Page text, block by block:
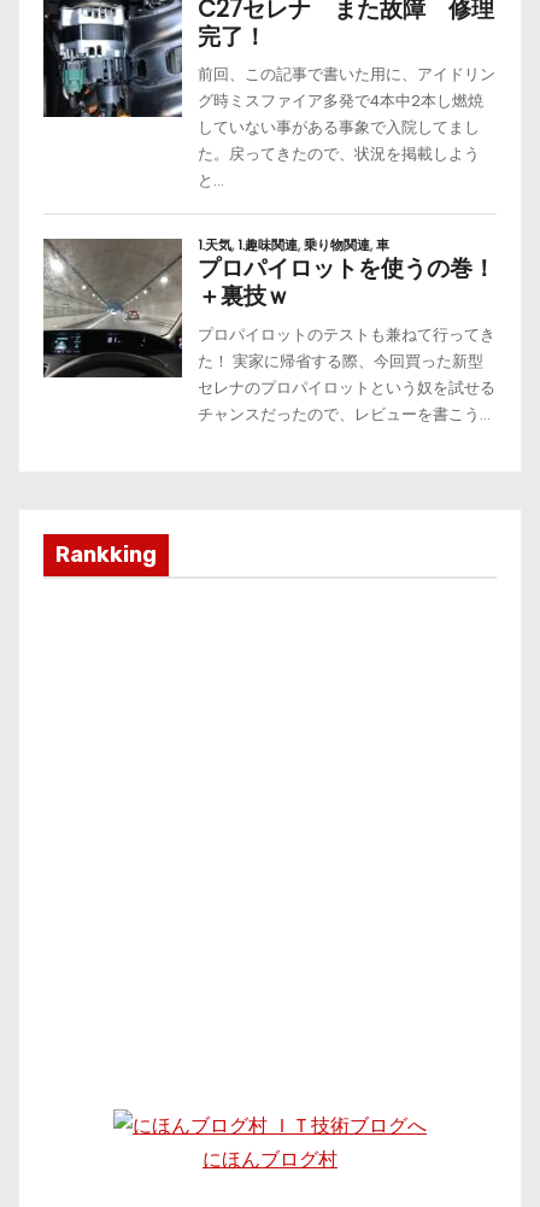
Rankking
にほんブログ村